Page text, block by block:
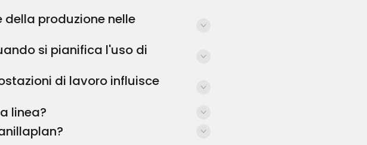
produzione nelle
di ottimizzare l'allocazione delle ore
Ciò include la pianificazione di
efficiente.
si pianifica l'uso di
è dettato dalle macchine e non può essere
solo utilizzando più turni.
di lavoro influisce
in una certa misura dal numero di
la produzione, a patto che non si
linea?
in modo che possano essere